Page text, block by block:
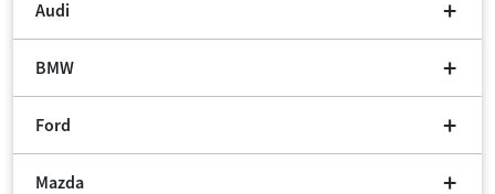
Audi
BMW
Ford
Mazda